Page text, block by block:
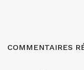
COMMENTAIRES